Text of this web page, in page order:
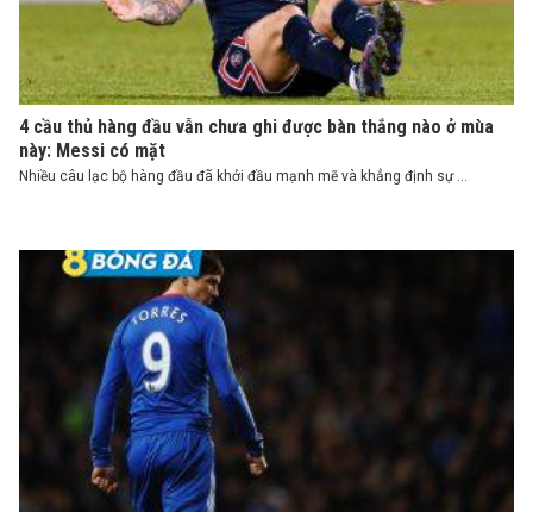
4 cầu thủ hàng đầu vẫn chưa ghi được bàn thắng nào ở mùa
này: Messi có mặt
Nhiều câu lạc bộ hàng đầu đã khởi đầu mạnh mẽ và khẳng định sự ...